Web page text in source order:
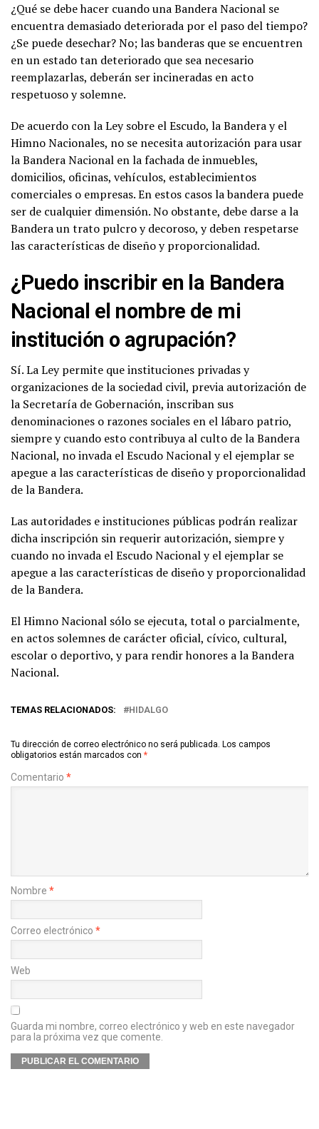
¿Qué se debe hacer cuando una Bandera Nacional se
encuentra demasiado deteriorada por el paso del tiempo?
¿Se puede desechar? No; las banderas que se encuentren
en un estado tan deteriorado que sea necesario
reemplazarlas, deberán ser incineradas en acto
respetuoso y solemne.
De acuerdo con la Ley sobre el Escudo, la Bandera y el
Himno Nacionales, no se necesita autorización para usar
la Bandera Nacional en la fachada de inmuebles,
domicilios, oficinas, vehículos, establecimientos
comerciales o empresas. En estos casos la bandera puede
ser de cualquier dimensión. No obstante, debe darse a la
Bandera un trato pulcro y decoroso, y deben respetarse
las características de diseño y proporcionalidad.
¿Puedo inscribir en la Bandera
Nacional el nombre de mi
institución o agrupación?
Sí. La Ley permite que instituciones privadas y
organizaciones de la sociedad civil, previa autorización de
la Secretaría de Gobernación, inscriban sus
denominaciones o razones sociales en el lábaro patrio,
siempre y cuando esto contribuya al culto de la Bandera
Nacional, no invada el Escudo Nacional y el ejemplar se
apegue a las características de diseño y proporcionalidad
de la Bandera.
Las autoridades e instituciones públicas podrán realizar
dicha inscripción sin requerir autorización, siempre y
cuando no invada el Escudo Nacional y el ejemplar se
apegue a las características de diseño y proporcionalidad
de la Bandera.
El Himno Nacional sólo se ejecuta, total o parcialmente,
en actos solemnes de carácter oficial, cívico, cultural,
escolar o deportivo, y para rendir honores a la Bandera
Nacional.
TEMAS RELACIONADOS: HIDALGO
Tu dirección de correo electrónico no será publicada. Los campos
obligatorios están marcados con *
Comentario *
Nombre *
Correo electrónico *
Web
Guarda mi nombre, correo electrónico y web en este navegador
para la próxima vez que comente.